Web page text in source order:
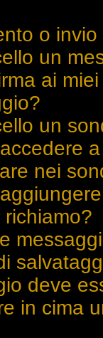
o
un
ai
un
nei
deve
in cima